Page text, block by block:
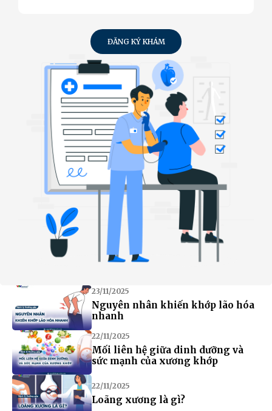
ĐĂNG KÝ KHÁM
23/11/2025
Nguyên nhân khiến khớp lão hóa
nhanh
22/11/2025
Mối liên hệ giữa dinh dưỡng và
sức mạnh của xương khớp
22/11/2025
Loãng xương là gì?